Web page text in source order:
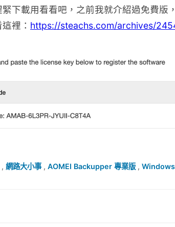
下載用看看吧，之前我就介紹過免費版
裡： https://steachs.com/archives/
, 網路大小事, AOMEI Backupper 專業版 , Windows